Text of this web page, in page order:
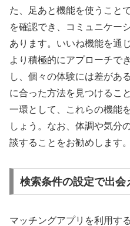
た、足あと機能を使うこと
を確認でき、コミュニケー
あります。いいね機能を通
より積極的にアプローチで
し、個々の体験には差があ
に合った方法を見つけるこ
一環として、これらの機能
しょう。なお、体調や気分
談することをお勧めします。
検索条件の設定で出会
マッチングアプリを利用す